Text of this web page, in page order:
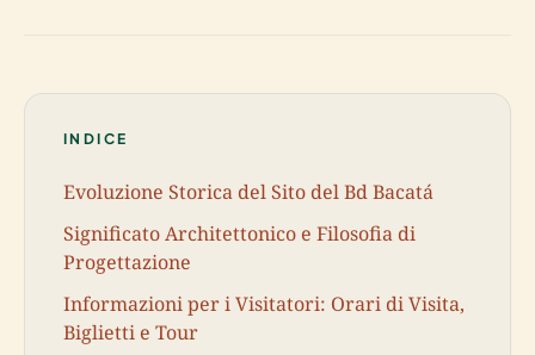
INDICE
Evoluzione Storica del Sito del Bd Bacatá
Significato Architettonico e Filosofia di
Progettazione
Informazioni per i Visitatori: Orari di Visita,
Biglietti e Tour